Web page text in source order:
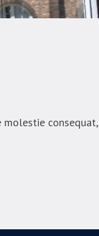
consequat,